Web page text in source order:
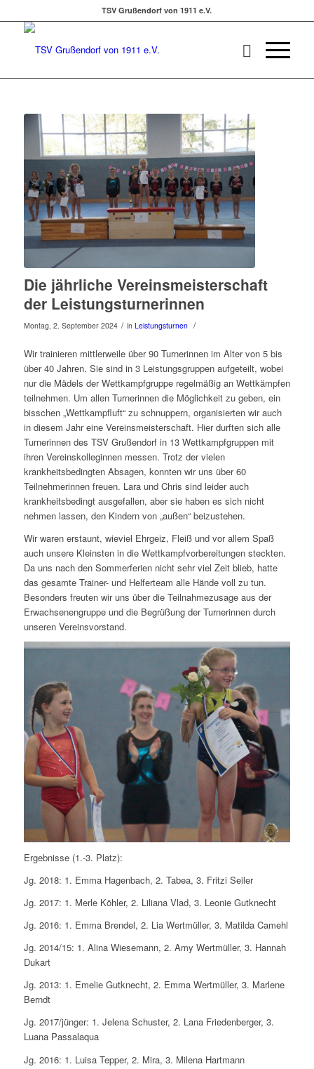
TSV Grußendorf von 1911 e.V.
Die jährliche Vereinsmeisterschaft
der Leistungsturnerinnen
Montag, 2. September 2024 / in Leistungsturnen /
Wir trainieren mittlerweile über 90 Turnerinnen im Alter von 5 bis
über 40 Jahren. Sie sind in 3 Leistungsgruppen aufgeteilt, wobei
nur die Mädels der Wettkampfgruppe regelmäßig an Wettkämpfen
teilnehmen. Um allen Turnerinnen die Möglichkeit zu geben, ein
bisschen „Wettkampfluft“ zu schnuppern, organisierten wir auch
in diesem Jahr eine Vereinsmeisterschaft. Hier durften sich alle
Turnerinnen des TSV Grußendorf in 13 Wettkampfgruppen mit
ihren Vereinskolleginnen messen. Trotz der vielen
krankheitsbedingten Absagen, konnten wir uns über 60
Teilnehmerinnen freuen. Lara und Chris sind leider auch
krankheitsbedingt ausgefallen, aber sie haben es sich nicht
nehmen lassen, den Kindern von „außen“ beizustehen.
Wir waren erstaunt, wieviel Ehrgeiz, Fleiß und vor allem Spaß
auch unsere Kleinsten in die Wettkampfvorbereitungen steckten.
Da uns nach den Sommerferien nicht sehr viel Zeit blieb, hatte
das gesamte Trainer- und Helferteam alle Hände voll zu tun.
Besonders freuten wir uns über die Teilnahmezusage aus der
Erwachsenengruppe und die Begrüßung der Turnerinnen durch
unseren Vereinsvorstand.
Ergebnisse (1.-3. Platz):
Jg. 2018: 1. Emma Hagenbach, 2. Tabea, 3. Fritzi Seiler
Jg. 2017: 1. Merle Köhler, 2. Liliana Vlad, 3. Leonie Gutknecht
Jg. 2016: 1. Emma Brendel, 2. Lia Wertmüller, 3. Matilda Camehl
Jg. 2014/15: 1. Alina Wiesemann, 2. Amy Wertmüller, 3. Hannah
Dukart
Jg. 2013: 1. Emelie Gutknecht, 2. Emma Wertmüller, 3. Marlene
Berndt
Jg. 2017/jünger: 1. Jelena Schuster, 2. Lana Friedenberger, 3.
Luana Passalaqua
Jg. 2016: 1. Luisa Tepper, 2. Mira, 3. Milena Hartmann